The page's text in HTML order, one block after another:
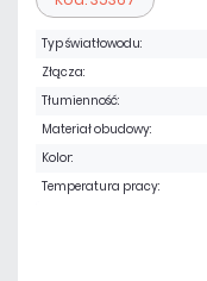
Typ światłowodu:
Złącza:
Tłumienność:
Materiał obudowy:
Kolor:
Temperatura pracy: